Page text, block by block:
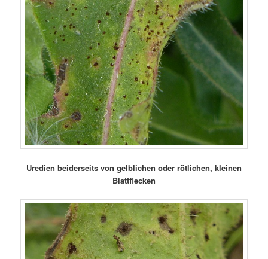
Uredien beiderseits von gelblichen oder rötlichen, kleinen
Blattflecken